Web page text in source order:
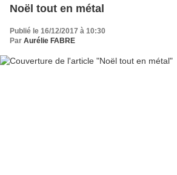
Noël tout en métal
Publié le 16/12/2017 à 10:30
Par Aurélie FABRE